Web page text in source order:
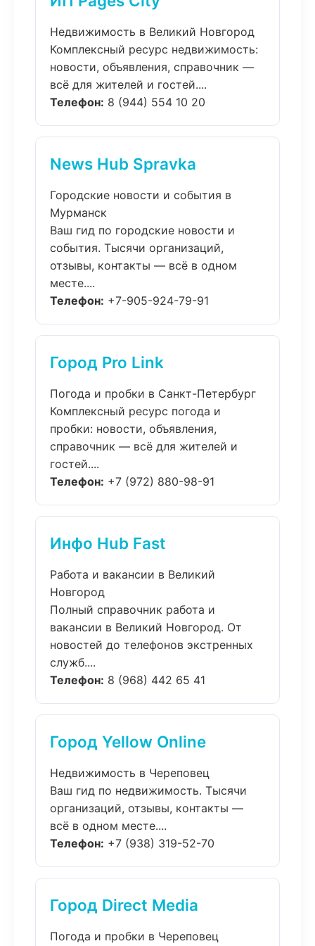
Недвижимость в Великий Новгород
Комплексный ресурс недвижимость:
новости, объявления, справочник —
всё для жителей и гостей....
Телефон: 8 (944) 554 10 20
News Hub Spravka
Городские новости и события в
Мурманск
Ваш гид по городские новости и
события. Тысячи организаций,
отзывы, контакты — всё в одном
месте....
Телефон: +7-905-924-79-91
Город Pro Link
Погода и пробки в Санкт-Петербург
Комплексный ресурс погода и
пробки: новости, объявления,
справочник — всё для жителей и
гостей....
Телефон: +7 (972) 880-98-91
Инфо Hub Fast
Работа и вакансии в Великий
Новгород
Полный справочник работа и
вакансии в Великий Новгород. От
новостей до телефонов экстренных
служб....
Телефон: 8 (968) 442 65 41
Город Yellow Online
Недвижимость в Череповец
Ваш гид по недвижимость. Тысячи
организаций, отзывы, контакты —
всё в одном месте....
Телефон: +7 (938) 319-52-70
Город Direct Media
Погода и пробки в Череповец